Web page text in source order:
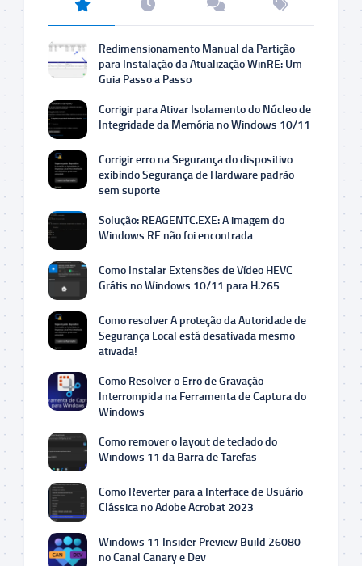
Redimensionamento Manual da Partição
para Instalação da Atualização WinRE: Um
Guia Passo a Passo
Corrigir para Ativar Isolamento do Núcleo de
Integridade da Memória no Windows 10/11
Corrigir erro na Segurança do dispositivo
exibindo Segurança de Hardware padrão
sem suporte
Solução: REAGENTC.EXE: A imagem do
Windows RE não foi encontrada
Como Instalar Extensões de Vídeo HEVC
Grátis no Windows 10/11 para H.265
Como resolver A proteção da Autoridade de
Segurança Local está desativada mesmo
ativada!
Como Resolver o Erro de Gravação
Interrompida na Ferramenta de Captura do
Windows
Como remover o layout de teclado do
Windows 11 da Barra de Tarefas
Como Reverter para a Interface de Usuário
Clássica no Adobe Acrobat 2023
Windows 11 Insider Preview Build 26080
no Canal Canary e Dev